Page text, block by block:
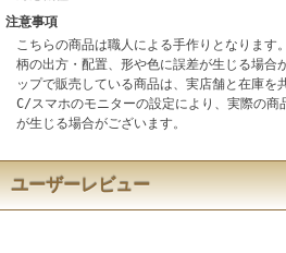
注意事項
こちらの商品は職人による手作りとなりま
柄の出方・配置、形や色に誤差が生じる場合
ップで販売している商品は、実店舗と在庫
C/スマホのモニターの設定により、実際の商
が生じる場合がございます。
ユーザーレビュー